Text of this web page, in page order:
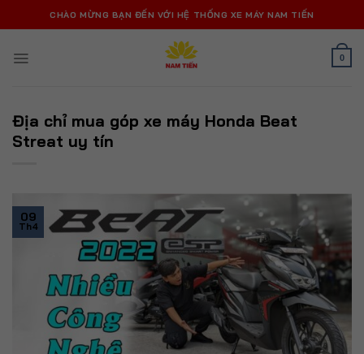
qua
dung
CHÀO MỪNG BẠN ĐẾN VỚI HỆ THỐNG XE MÁY NAM TIẾN
0
Địa chỉ mua góp xe máy Honda Beat
Streat uy tín
09
Th4